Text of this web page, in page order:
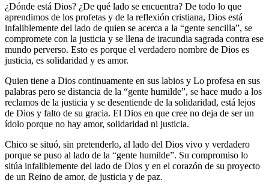
¿Dónde está Dios? ¿De qué lado se encuentra? De todo lo que
aprendimos de los profetas y de la reflexión cristiana, Dios está
infaliblemente del lado de quien se acerca a la “gente sencilla”, se
compromete con la justicia y se llena de iracundia sagrada contra ese
mundo perverso. Esto es porque el verdadero nombre de Dios es
justicia, es solidaridad y es amor.
Quien tiene a Dios continuamente en sus labios y Lo profesa en sus
palabras pero se distancia de la “gente humilde”, se hace mudo a los
reclamos de la justicia y se desentiende de la solidaridad, está lejos
de Dios y falto de su gracia. El Dios en que cree no deja de ser un
ídolo porque no hay amor, solidaridad ni justicia.
Chico se situó, sin pretenderlo, al lado del Dios vivo y verdadero
porque se puso al lado de la “gente humilde”. Su compromiso lo
sitúa infaliblemente del lado de Dios y en el corazón de su proyecto
de un Reino de amor, de justicia y de paz.